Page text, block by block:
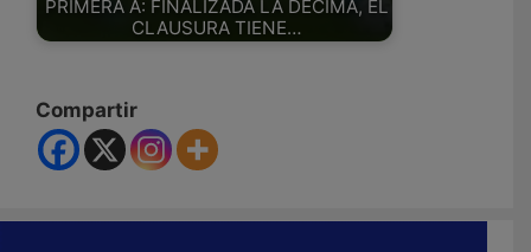
PRIMERA A: FINALIZADA LA DÉCIMA, EL
CLAUSURA TIENE…
Compartir